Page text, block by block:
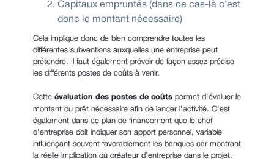
Capitaux empruntés (dans ce cas-là c’est
donc le montant nécessaire)
Cela implique donc de bien comprendre toutes les
différentes subventions auxquelles une entreprise peut
prétendre. Il faut également prévoir de façon assez précise
les différents postes de coûts à venir.
Cette évaluation des postes de coûts permet d’évaluer le
montant du prêt nécessaire afin de lancer l’activité. C’est
également dans ce plan de financement que le chef
d’entreprise doit indiquer son apport personnel, variable
influençant souvent favorablement les banques car montrant
la réelle implication du créateur d’entreprise dans le projet.